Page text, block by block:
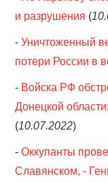
и разрушения (
-Уничтоженный
потери России в
- Войска РФ
Донецкой
(10.07.2022)
-Оккупанты
Славянском, -